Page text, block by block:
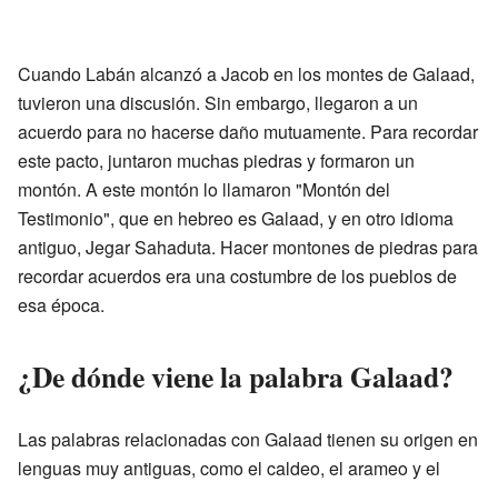
Cuando Labán alcanzó a Jacob en los montes de Galaad,
tuvieron una discusión. Sin embargo, llegaron a un
acuerdo para no hacerse daño mutuamente. Para recordar
este pacto, juntaron muchas piedras y formaron un
montón. A este montón lo llamaron "Montón del
Testimonio", que en hebreo es Galaad, y en otro idioma
antiguo, Jegar Sahaduta. Hacer montones de piedras para
recordar acuerdos era una costumbre de los pueblos de
esa época.
¿De dónde viene la palabra Galaad?
Las palabras relacionadas con Galaad tienen su origen en
lenguas muy antiguas, como el caldeo, el arameo y el